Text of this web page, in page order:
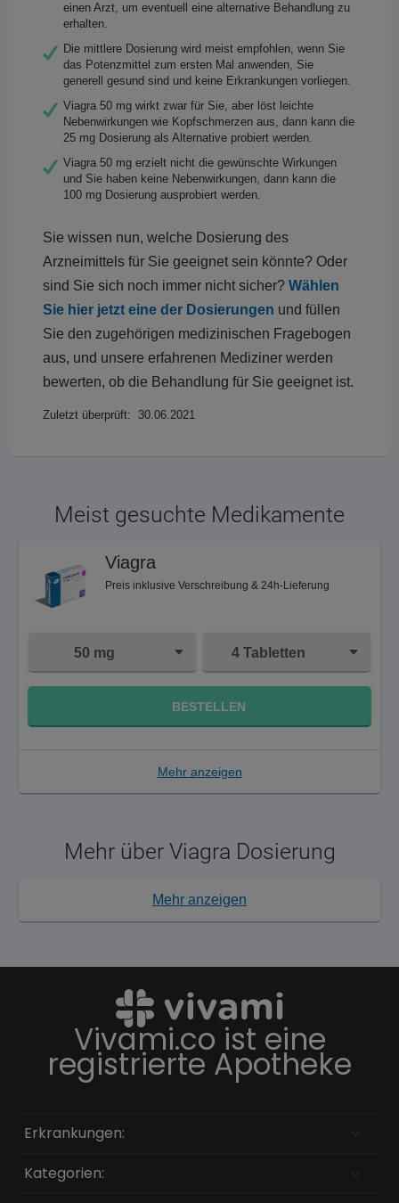
einen Arzt, um eventuell eine alternative Behandlung zu
erhalten.
Die mittlere Dosierung wird meist empfohlen, wenn Sie
das Potenzmittel zum ersten Mal anwenden, Sie
generell gesund sind und keine Erkrankungen vorliegen.
Viagra 50 mg wirkt zwar für Sie, aber löst leichte
Nebenwirkungen wie Kopfschmerzen aus, dann kann die
25 mg Dosierung als Alternative probiert werden.
Viagra 50 mg erzielt nicht die gewünschte Wirkungen
und Sie haben keine Nebenwirkungen, dann kann die
100 mg Dosierung ausprobiert werden.
Sie wissen nun, welche Dosierung des
Arzneimittels für Sie geeignet sein könnte? Oder
sind Sie sich noch immer nicht sicher? Wählen
Sie hier jetzt eine der Dosierungen und füllen
Sie den zugehörigen medizinischen Fragebogen
aus, und unsere erfahrenen Mediziner werden
bewerten, ob die Behandlung für Sie geeignet ist.
Zuletzt überprüft: 30.06.2021
Meist gesuchte Medikamente
Viagra
Preis inklusive Verschreibung & 24h-Lieferung
50 mg 4 Tabletten
BESTELLEN
Mehr anzeigen
Mehr über Viagra Dosierung
Mehr anzeigen
Vivami.co ist eine
registrierte Apotheke
Erkrankungen:
Kategorien: